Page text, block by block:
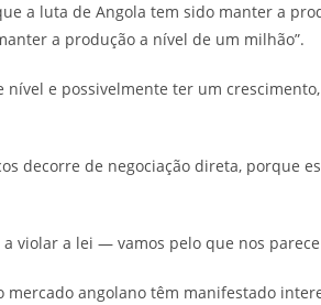
a luta de Angola tem sido manter a
a produção a nível de um milhão”.
e possivelmente ter um
decorre de negociação direta, porque
a lei — vamos pelo que nos
angolano têm manifestado